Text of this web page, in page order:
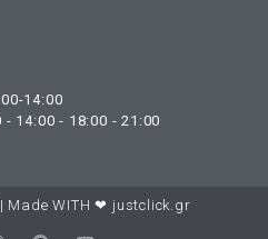
14:00
14:00 - 18:00 - 21:00
Made WITH ❤ justclick.gr